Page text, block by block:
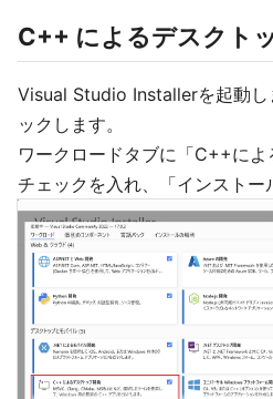
C++ によるデスクト
Visual Studio Installerを起動し
ックします。
ワークロードタブに「C++に
チェックを入れ、「インストー